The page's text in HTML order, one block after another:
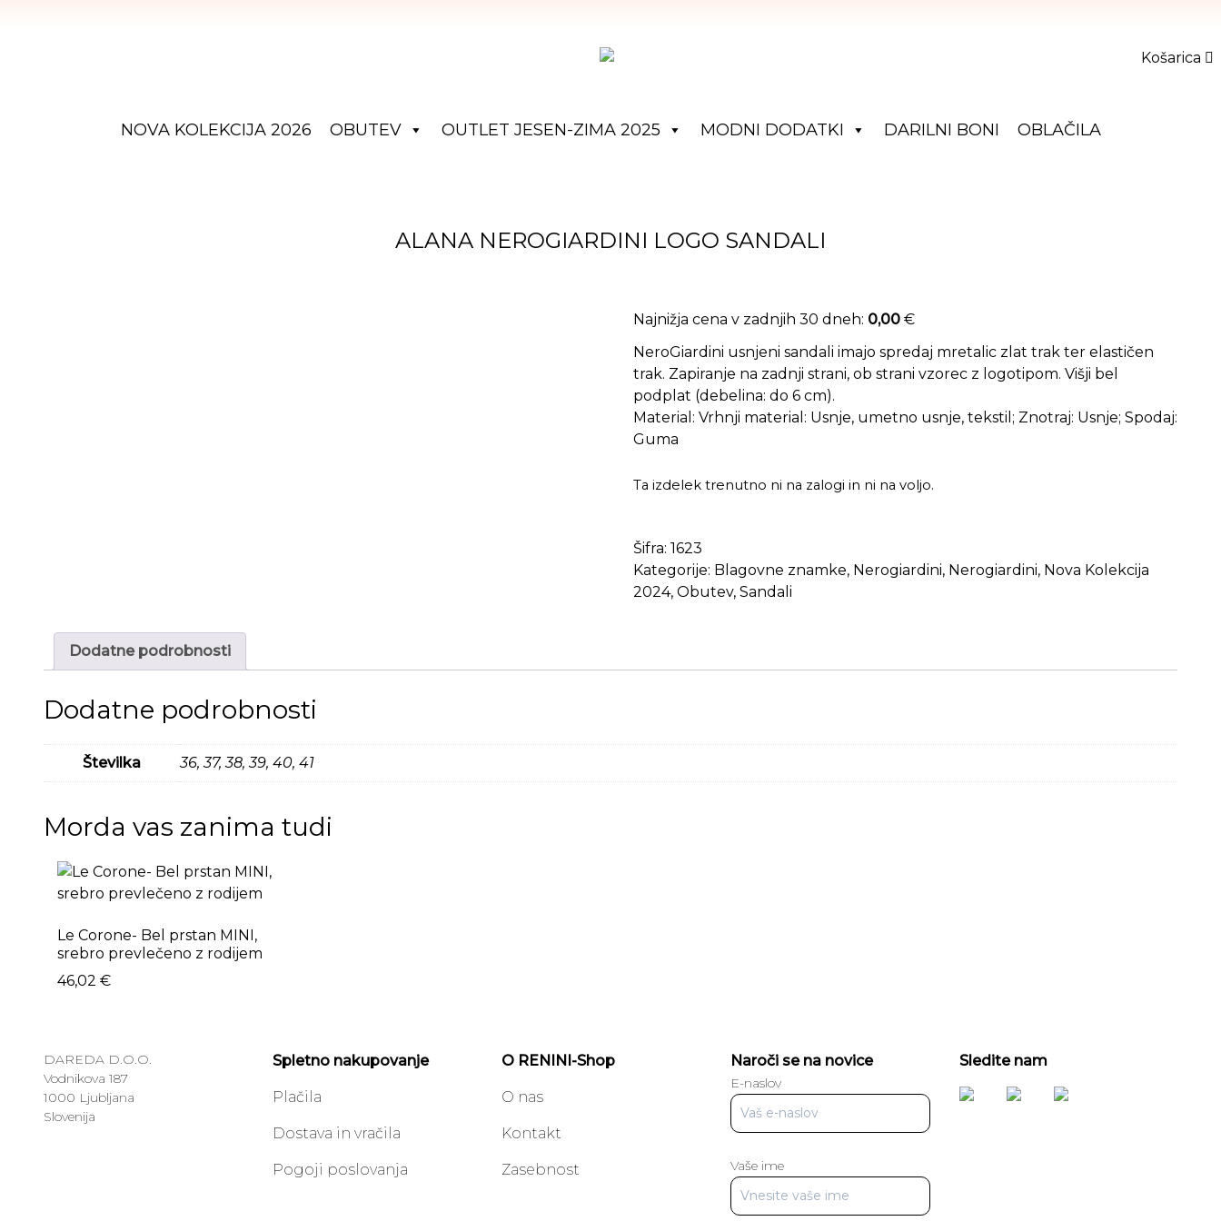
Košarica
NOVA KOLEKCIJA 2026 OBUTEV OUTLET JESEN-ZIMA 2025 MODNI DODATKI DARILNI BONI OBLAČILA
ALANA NEROGIARDINI LOGO SANDALI
Najnižja cena v zadnjih 30 dneh: 0,00 €
NeroGiardini usnjeni sandali imajo spredaj mretalic zlat trak ter elastičen
trak. Zapiranje na zadnji strani, ob strani vzorec z logotipom. Višji bel
podplat (debelina: do 6 cm).
Material: Vrhnji material: Usnje, umetno usnje, tekstil; Znotraj: Usnje; Spodaj:
Guma
Ta izdelek trenutno ni na zalogi in ni na voljo.
Šifra: 1623
Kategorije: Blagovne znamke, Nerogiardini, Nerogiardini, Nova Kolekcija
2024, Obutev, Sandali
Dodatne podrobnosti
Dodatne podrobnosti
Številka 36, 37, 38, 39, 40, 41
Morda vas zanima tudi
Le Corone- Bel prstan MINI,
srebro prevlečeno z rodijem
46,02 €
DAREDA D.O.O.
Vodnikova 187
1000 Ljubljana
Slovenija
Spletno nakupovanje
Plačila
Dostava in vračila
Pogoji poslovanja
O RENINI-Shop
O nas
Kontakt
Zasebnost
Naroči se na novice
E-naslov
Vaše ime
Sledite nam